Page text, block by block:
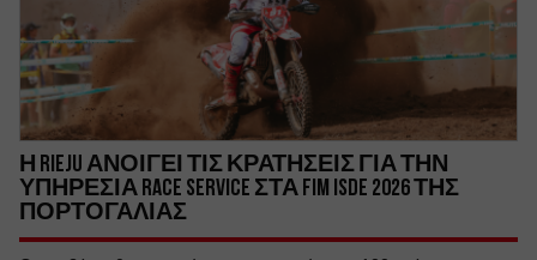
Η RIEJU ΑΝΟΙΓΕΙ ΤΙΣ ΚΡΑΤΗΣΕΙΣ ΓΙΑ ΤΗΝ
ΥΠΗΡΕΣΙΑ RACE SERVICE ΣΤΑ FIM ISDE 2026 ΤΗΣ
ΠΟΡΤΟΓΑΛΙΑΣ